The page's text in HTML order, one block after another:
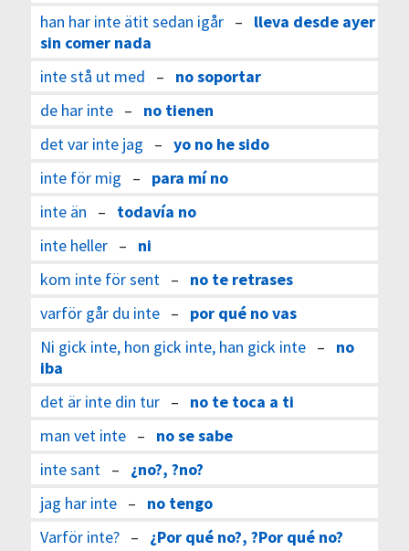
han har inte ätit sedan igår– lleva desde ayer
sin comer nada
inte stå ut med – no soportar
de har inte– no tienen
det var inte jag – yo no he sido
inte för mig – para mí no
inte än – todavía no
inte heller– ni
kom inte för sent– no te retrases
varför går du inte– por qué no vas
Ni gick inte, hon gick inte, han gick inte– no
iba
det är inte din tur– no te toca a ti
man vet inte– no se sabe
inte sant– ¿no?, ?no?
jag har inte– no tengo
Varför inte?– ¿Por qué no?, ?Por qué no?